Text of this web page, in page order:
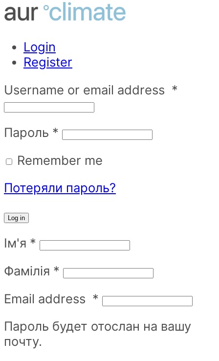
Login
Register
Username or email address *
Пароль *
Remember me
Потеряли пароль?
Log in
Ім'я *
Фамілія *
Email address *
Пароль будет отослан на вашу
почту.